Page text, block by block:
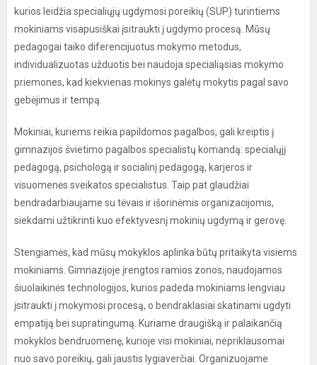
kurios leidžia specialiųjų ugdymosi poreikių (SUP) turintiems
mokiniams visapusiškai įsitraukti į ugdymo procesą. Mūsų
pedagogai taiko diferencijuotus mokymo metodus,
individualizuotas užduotis bei naudoja specialiąsias mokymo
priemones, kad kiekvienas mokinys galėtų mokytis pagal savo
gebėjimus ir tempą.
Mokiniai, kuriems reikia papildomos pagalbos, gali kreiptis į
gimnazijos švietimo pagalbos specialistų komandą: specialųjį
pedagogą, psichologą ir socialinį pedagogą, karjeros ir
visuomenės sveikatos specialistus. Taip pat glaudžiai
bendradarbiaujame su tėvais ir išorinėmis organizacijomis,
siekdami užtikrinti kuo efektyvesnį mokinių ugdymą ir gerovę.
Stengiamės, kad mūsų mokyklos aplinka būtų pritaikyta visiems
mokiniams. Gimnazijoje įrengtos ramios zonos, naudojamos
šiuolaikinės technologijos, kurios padeda mokiniams lengviau
įsitraukti į mokymosi procesą, o bendraklasiai skatinami ugdyti
empatiją bei supratingumą. Kuriame draugišką ir palaikančią
mokyklos bendruomenę, kurioje visi mokiniai, nepriklausomai
nuo savo poreikių, gali jaustis lygiaverčiai. Organizuojame